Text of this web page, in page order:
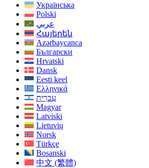
Українська
Polski
عربي
Հայերեն
Azərbaycanca
Български
Hrvatski
Dansk
Eesti keel
Ελληνικά
עִברִית
Magyar
Latviski
Lietuvių
Norsk
Türkçe
Bosanski
中文 (繁體)